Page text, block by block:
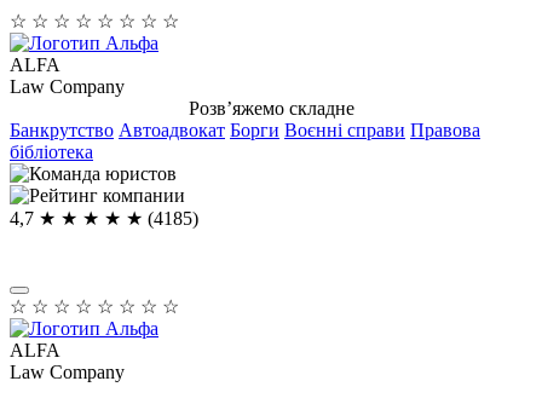
☆ ☆ ☆ ☆ ☆ ☆ ☆ ☆
ALFA
Law Company
Розв’яжемо складне
Банкрутство Автоадвокат Борги Воєнні справи Правова
бібліотека
4,7 ★ ★ ★ ★ ★ (4185)
☆ ☆ ☆ ☆ ☆ ☆ ☆ ☆
ALFA
Law Company